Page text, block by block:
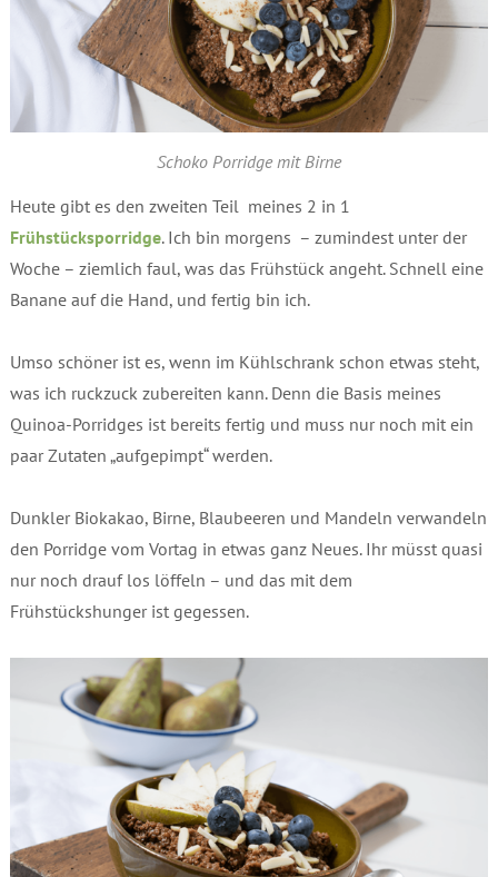
Schoko Porridge mit Birne
Heute gibt es den zweiten Teil meines 2 in 1
Frühstücksporridge. Ich bin morgens – zumindest unter der
Woche – ziemlich faul, was das Frühstück angeht. Schnell eine
Banane auf die Hand, und fertig bin ich.
Umso schöner ist es, wenn im Kühlschrank schon etwas steht,
was ich ruckzuck zubereiten kann. Denn die Basis meines
Quinoa-Porridges ist bereits fertig und muss nur noch mit ein
paar Zutaten „aufgepimpt“ werden.
Dunkler Biokakao, Birne, Blaubeeren und Mandeln verwandeln
den Porridge vom Vortag in etwas ganz Neues. Ihr müsst quasi
nur noch drauf los löffeln – und das mit dem
Frühstückshunger ist gegessen.